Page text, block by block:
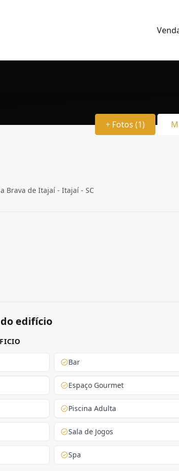
+ Fotos (1)
Brava de Itajaí - Itajaí - SC
edifício
Bar
Espaço Gourmet
Piscina Adulta
Sala de Jogos
Spa